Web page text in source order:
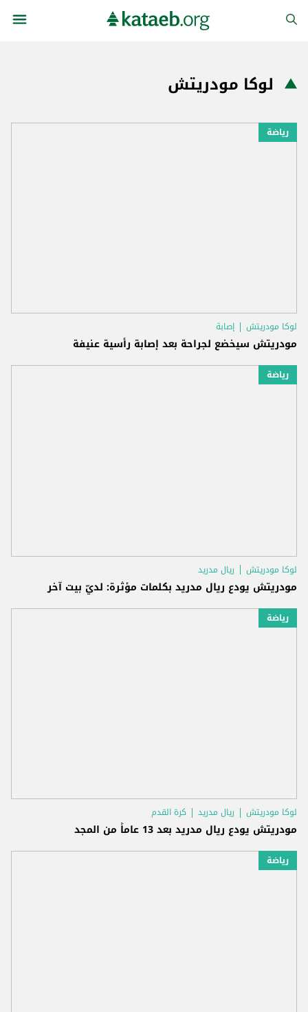
لوكا مودريتش
رياضة
لوكا مودريتش إصابة
مودريتش سيخضع لجراحة بعد إصابة رأسية عنيفة
رياضة
لوكا مودريتش ريال مدريد
مودريتش يودع ريال مدريد بكلمات مؤثرة: لديّ بيت آخر
رياضة
لوكا مودريتش ريال مدريد كرة القدم
مودريتش يودع ريال مدريد بعد 13 عاماً من المجد
رياضة